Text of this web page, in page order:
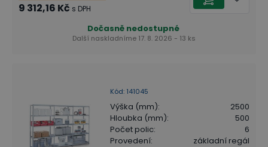
9 312,16 Kč s DPH
Dočasně nedostupné
Další naskladníme 17. 8. 2026 - 13 ks
Kód: 141045
Výška (mm):
2500
Hloubka (mm):
500
Počet polic:
6
Provedení: základní regál